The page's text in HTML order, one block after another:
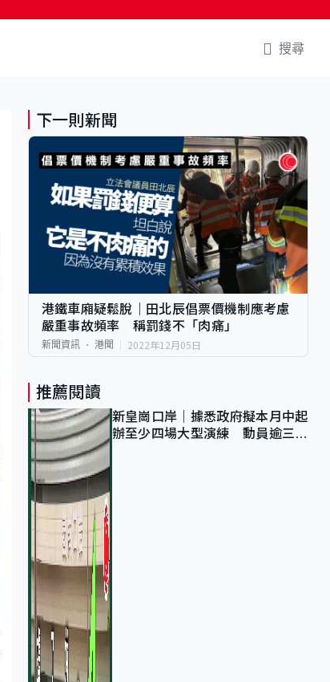
搜尋
下一則新聞
港鐵車廂疑鬆脫｜田北辰倡票價機制應考慮
嚴重事故頻率 稱罰錢不「肉痛」
新聞資訊 港聞 2022年12月05日
推薦閱讀
新皇崗口岸｜據悉政府擬本月中起
辦至少四場大型演練 動員逾三萬